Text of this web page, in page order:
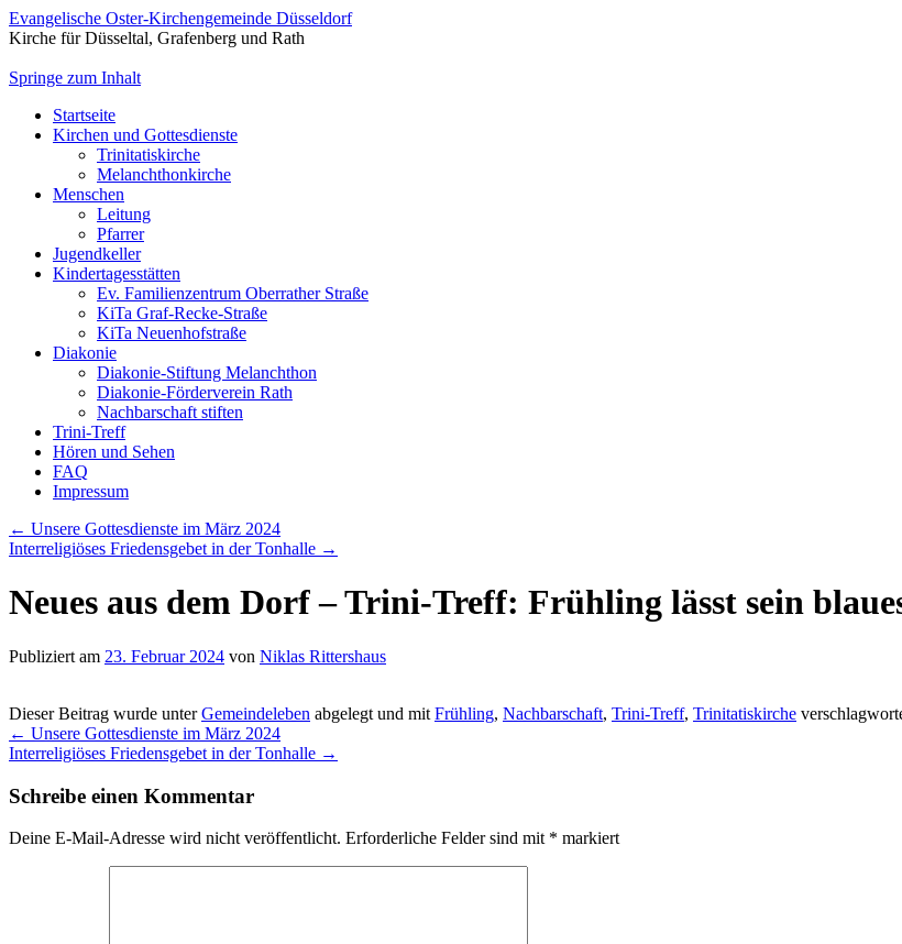
Evangelische Oster-Kirchengemeinde Düsseldorf
Kirche für Düsseltal, Grafenberg und Rath
Springe zum Inhalt
Startseite
Kirchen und Gottesdienste
Trinitatiskirche
Melanchthonkirche
Menschen
Leitung
Pfarrer
Jugendkeller
Kindertagesstätten
Ev. Familienzentrum Oberrather Straße
KiTa Graf-Recke-Straße
KiTa Neuenhofstraße
Diakonie
Diakonie-Stiftung Melanchthon
Diakonie-Förderverein Rath
Nachbarschaft stiften
Trini-Treff
Hören und Sehen
FAQ
Impressum
← Unsere Gottesdienste im März 2024
Interreligiöses Friedensgebet in der Tonhalle →
Neues aus dem Dorf – Trini-Treff: Frühling lässt sein
Publiziert am 23. Februar 2024 von Niklas Rittershaus
Dieser Beitrag wurde unterGemeindeleben abgelegt und mit Frühling, Nachbarschaft, Trini-Treff, Trinitatiskirche
← Unsere Gottesdienste im März 2024
Interreligiöses Friedensgebet in der Tonhalle →
Schreibe einen Kommentar
Deine E-Mail-Adresse wird nicht veröffentlicht. Erforderliche Felder sind mit * markiert